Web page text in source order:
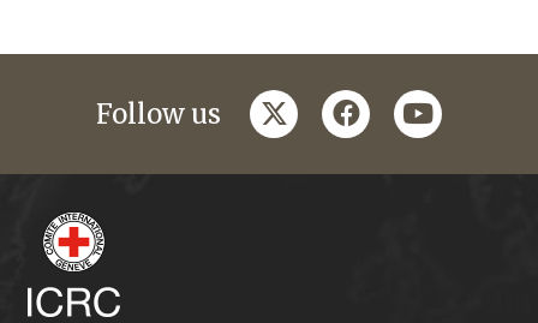
Follow us twitterfacebookyoutube